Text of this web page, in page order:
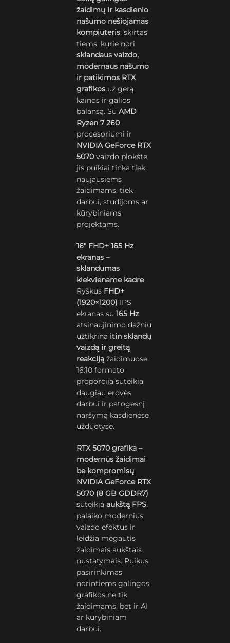
žaidimų ir kasdienio
našumo nešiojamas
kompiuteris, skirtas
tiems, kurie nori
sklandaus vaizdo,
modernaus našumo
ir patikimos RTX
grafikos už gerą
kainos ir galios
balansą. SuAMD
Ryzen 7 260
procesoriumi ir
NVIDIA GeForce RTX
5070 vaizdo plokšte
jis puikiai tinka tiek
naujausiems
žaidimams, tiek
darbui, studijoms ar
kūrybiniams
projektams.
16″ FHD+ 165 Hz
ekranas –
sklandumas
kiekviename kadre
Ryškus FHD+
(1920×1200) IPS
ekranas su165 Hz
atsinaujinimo dažniu
užtikrina itin sklandų
vaizdą ir greitą
reakciją žaidimuose.
16:10 formato
proporcija suteikia
daugiau erdvės
darbui ir patogesnį
naršymą kasdienėse
užduotyse.
RTX 5070 grafika –
modernūs žaidimai
be kompromisų
NVIDIA GeForce RTX
5070 (8 GB GDDR7)
suteikiaaukštą FPS,
palaiko modernius
vaizdo efektus ir
leidžia mėgautis
žaidimais aukštais
nustatymais. Puikus
pasirinkimas
norintiems galingos
grafikos ne tik
žaidimams, bet ir AI
ar kūrybiniam
darbui.